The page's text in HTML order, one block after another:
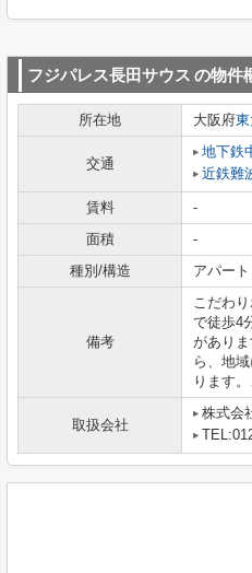
フジパレス長田サウス の物件
所在地 大阪府
交通
地下鉄
近鉄難
賃料 -
面積
-
種別/構造
アパー
備考
こだわ
で徒歩4
があり
ら、地
ります
取扱会社
株式会